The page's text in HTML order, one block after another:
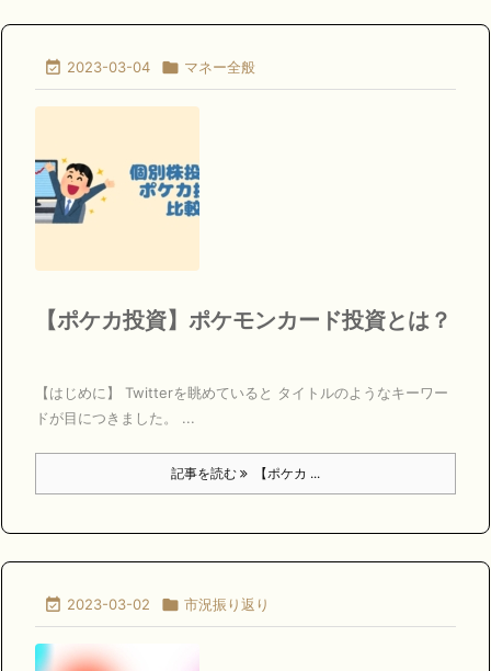
 2023-03-04  マネー全般
【ポケカ投資】ポケモンカード投資とは？
【はじめに】 Twitterを眺めていると タイトルのようなキーワー
ドが目につきました。 ...
記事を読む 【ポケカ ...
 2023-03-02  市況振り返り